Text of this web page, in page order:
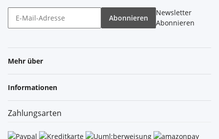
Abonnieren
Newsletter
Abonnieren
Mehr über
Informationen
Zahlungsarten